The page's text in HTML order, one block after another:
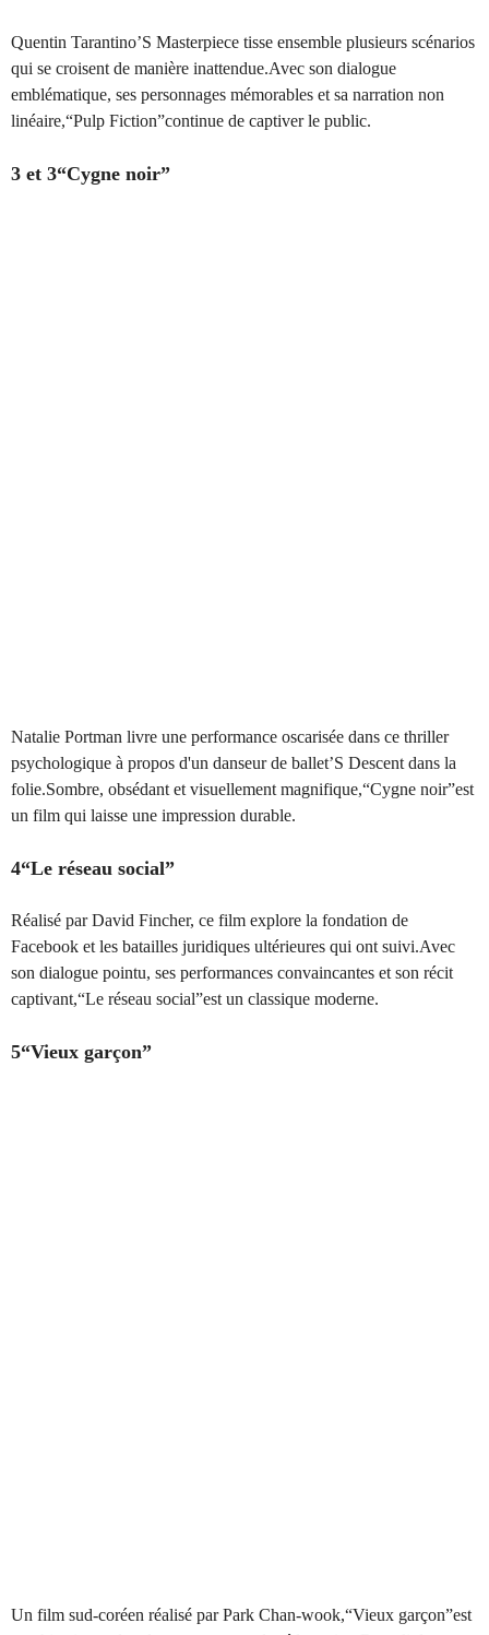
Quentin Tarantino’S Masterpiece tisse ensemble plusieurs scénarios
qui se croisent de manière inattendue.Avec son dialogue
emblématique, ses personnages mémorables et sa narration non
linéaire,“Pulp Fiction”continue de captiver le public.
3 et 3“Cygne noir”
Natalie Portman livre une performance oscarisée dans ce thriller
psychologique à propos d'un danseur de ballet’S Descent dans la
folie.Sombre, obsédant et visuellement magnifique,“Cygne noir”est
un film qui laisse une impression durable.
4“Le réseau social”
Réalisé par David Fincher, ce film explore la fondation de
Facebook et les batailles juridiques ultérieures qui ont suivi.Avec
son dialogue pointu, ses performances convaincantes et son récit
captivant,“Le réseau social”est un classique moderne.
5“Vieux garçon”
Un film sud-coréen réalisé par Park Chan-wook,“Vieux garçon”est